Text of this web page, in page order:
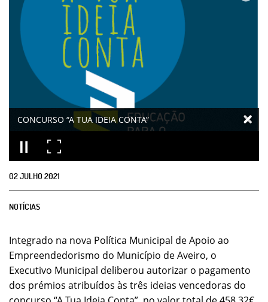
CONCURSO “A TUA IDEIA CONTA”
02JULHO2021
NOTÍCIAS
Integrado na nova Política Municipal de Apoio ao
Empreendedorismo do Município de Aveiro, o
Executivo Municipal deliberou autorizar o pagamento
dos prémios atribuídos às três ideias vencedoras do